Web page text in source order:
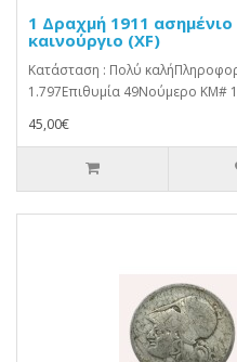
1 Δραχμή 1911
καινούργιο (XF)
Κατάσταση : Πολύ
1.797Επιθυμία 49Νούμερο KM#
45,00€